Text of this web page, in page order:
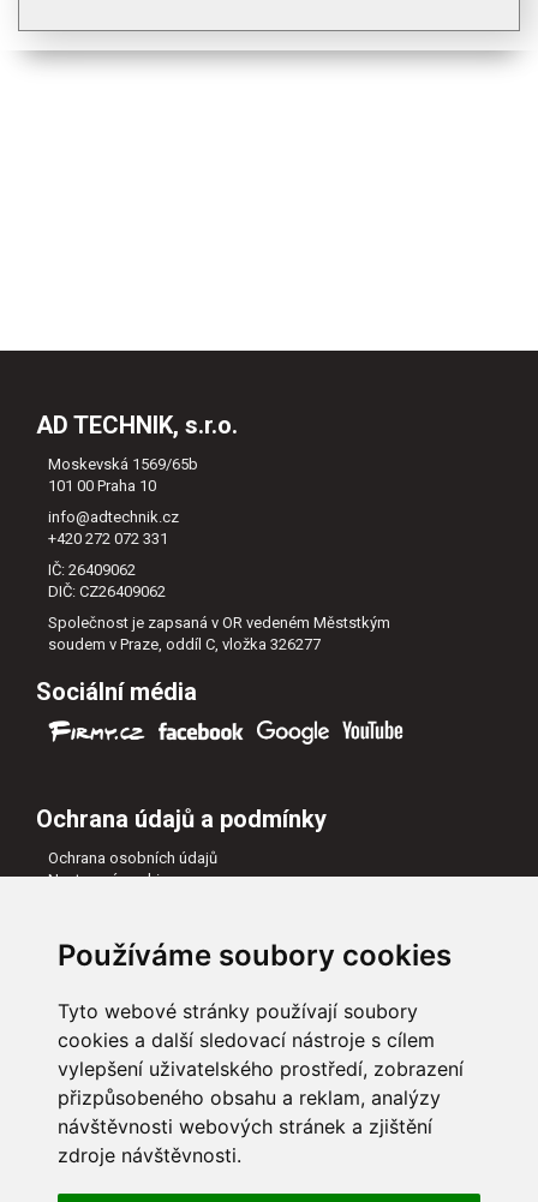
Používáme soubory cookies
Tyto webové stránky používají soubory
cookies a další sledovací nástroje s cílem
vylepšení uživatelského prostředí, zobrazení
přizpůsobeného obsahu a reklam, analýzy
návštěvnosti webových stránek a zjištění
zdroje návštěvnosti.
AD TECHNIK, s.r.o.
Moskevská 1569/65b
101 00 Praha 10
info@adtechnik.cz
+420 272 072 331
IČ: 26409062
DIČ: CZ26409062
Společnost je zapsaná v OR vedeném Měststkým
soudem v Praze, oddíl C, vložka 326277
Sociální média
Ochrana údajů a podmínky
Ochrana osobních údajů
Nastavení cookies
Naši partneři